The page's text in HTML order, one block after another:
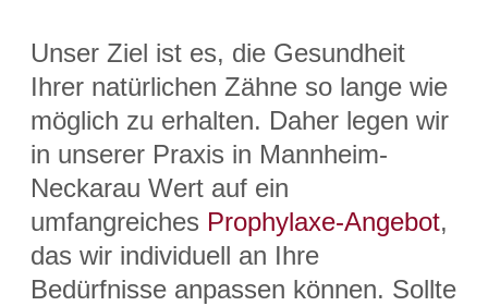
Unser Ziel ist es, die Gesundheit
Ihrer natürlichen Zähne so lange wie
möglich zu erhalten. Daher legen wir
in unserer Praxis in Mannheim-
Neckarau Wert auf ein
umfangreiches Prophylaxe-Angebot,
das wir individuell an Ihre
Bedürfnisse anpassen können. Sollte